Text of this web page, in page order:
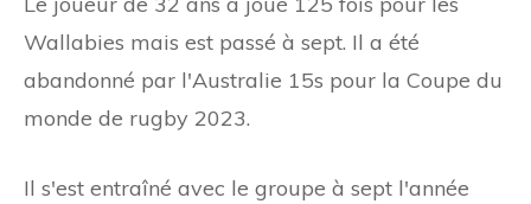
Wallabies mais est passé à sept. Il a été
abandonné par l'Australie 15s pour la Coupe du
monde de rugby 2023.
Il s'est entraîné avec le groupe à sept l'année